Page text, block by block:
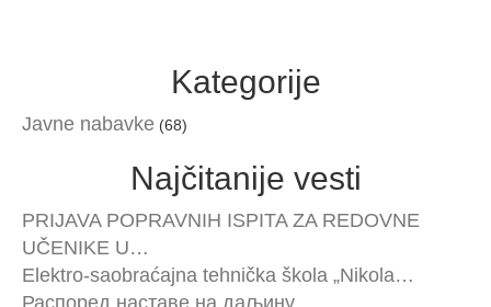
Kategorije
Javne nabavke (68)
Najčitanije vesti
PRIJAVA POPRAVNIH ISPITA ZA REDOVNE
UČENIKE U…
Elektro-saobraćajna tehnička škola „Nikola…
Распоред наставе на даљину